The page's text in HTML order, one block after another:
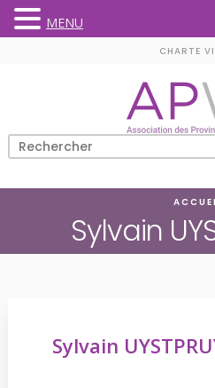
CHARTE
Sylvain
Sylvain
MENU